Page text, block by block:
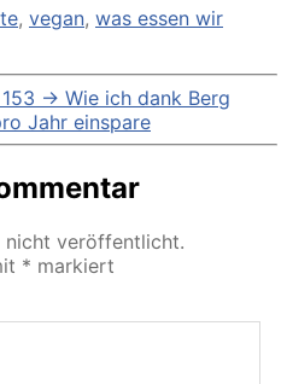
, vegan, was essen wir
→ Wie ich dank Berg
Jahr einspare
nicht veröffentlicht.
* markiert